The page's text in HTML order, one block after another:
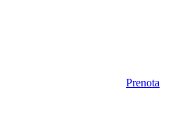
Prenota